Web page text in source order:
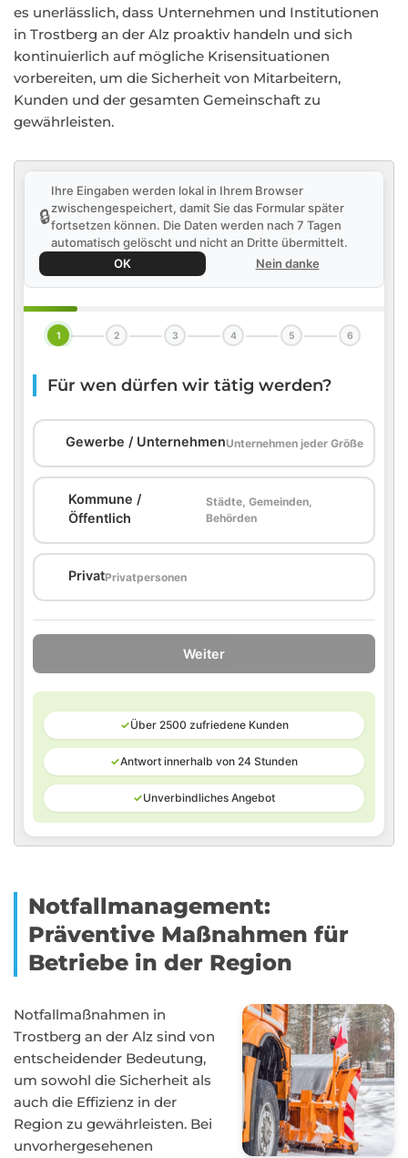
es unerlässlich, dass Unternehmen und Institutionen
in Trostberg an der Alz proaktiv handeln und sich
kontinuierlich auf mögliche Krisensituationen
vorbereiten, um die Sicherheit von Mitarbeitern,
Kunden und der gesamten Gemeinschaft zu
gewährleisten.
🔒
Ihre Eingaben werden lokal in Ihrem Browser
zwischengespeichert, damit Sie das Formular später
fortsetzen können. Die Daten werden nach 7 Tagen
automatisch gelöscht und nicht an Dritte übermittelt.
OK
Nein danke
1 2 3 4 5 6
Für wen dürfen wir tätig werden?
Gewerbe / UnternehmenUnternehmen jeder Größe
Kommune /
Öffentlich
Städte, Gemeinden,
Behörden
PrivatPrivatpersonen
Weiter
✓Über 2500 zufriedene Kunden
✓Antwort innerhalb von 24 Stunden
✓Unverbindliches Angebot
Notfallmanagement:
Präventive Maßnahmen für
Betriebe in der Region
Notfallmaßnahmen in
Trostberg an der Alz sind von
entscheidender Bedeutung,
um sowohl die Sicherheit als
auch die Effizienz in der
Region zu gewährleisten. Bei
unvorhergesehenen